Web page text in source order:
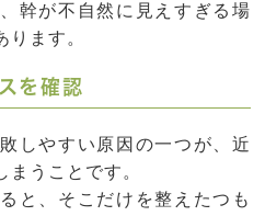
幹が不自然に見えすぎる場
ます。
を確認
しやすい原因の一つが、近
まうことです。
と、そこだけを整えたつも